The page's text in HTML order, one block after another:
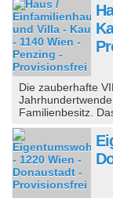
Die zauberhafte
Familienbesitz.